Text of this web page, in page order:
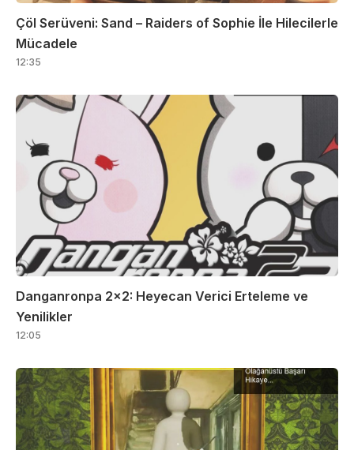
Çöl Serüveni: Sand – Raiders of Sophie İle Hilecilerle
Mücadele
12:35
Danganronpa 2×2: Heyecan Verici Erteleme ve
Yenilikler
12:05